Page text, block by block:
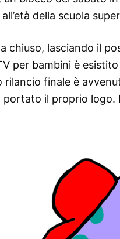
della scuola
chiuso, lasciando il
per bambini è
rilancio finale è
portato il proprio logo.